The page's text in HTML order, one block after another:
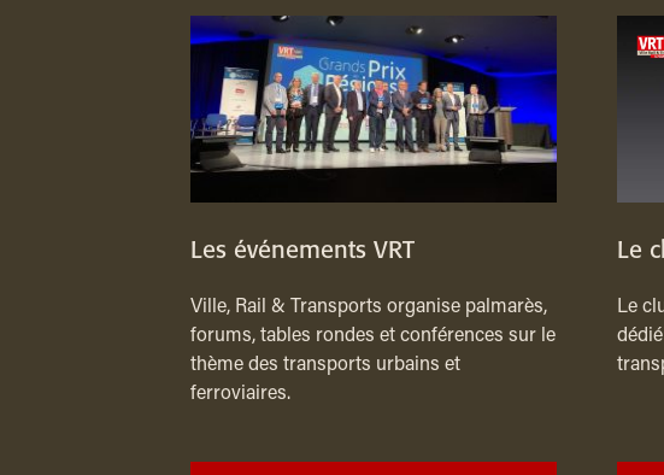
Les événements VRT
Ville, Rail & Transports organise palmarès,
forums, tables rondes et conférences sur le
thème des transports urbains et
ferroviaires.
Le
Le